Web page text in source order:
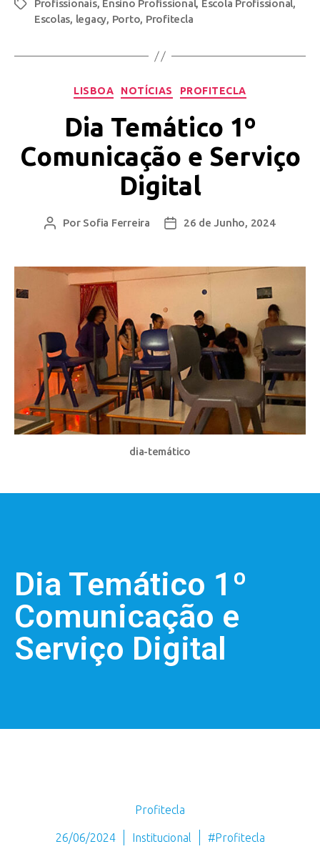
Profissionais, Ensino Profissional, Escola Profissional,
Escolas, legacy, Porto, Profitecla
LISBOA NOTÍCIAS PROFITECLA
Dia Temático 1º
Comunicação e Serviço
Digital
Por Sofia Ferreira 26 de Junho, 2024
dia-temático
Dia Temático 1º
Comunicação e
Serviço Digital
Profitecla
26/06/2024 Institucional #Profitecla